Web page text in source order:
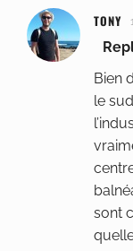
TONY
Bien
le
sont